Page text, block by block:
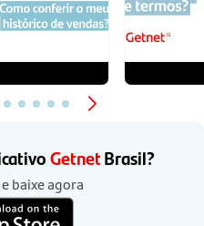
GetnetBrasil?
baixe agora